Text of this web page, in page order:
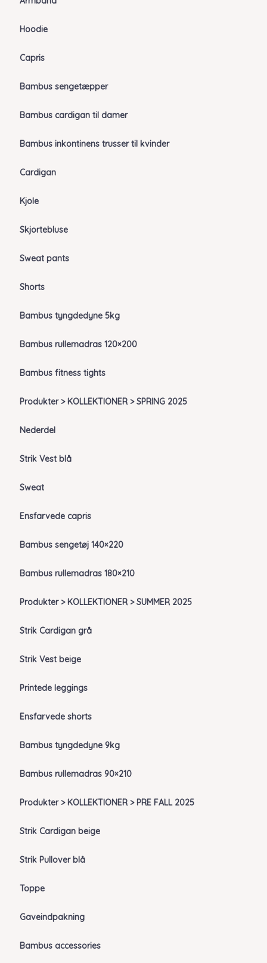
Hoodie
Capris
Bambus sengetæpper
Bambus cardigan til damer
Bambus inkontinens trusser til kvinder
Cardigan
Kjole
Skjortebluse
Sweat pants
Shorts
Bambus tyngdedyne 5kg
Bambus rullemadras 120×200
Bambus fitness tights
Produkter > KOLLEKTIONER > SPRING 2025
Nederdel
Strik Vest blå
Sweat
Ensfarvede capris
Bambus sengetøj 140×220
Bambus rullemadras 180×210
Produkter > KOLLEKTIONER > SUMMER 2025
Strik Cardigan grå
Strik Vest beige
Printede leggings
Ensfarvede shorts
Bambus tyngdedyne 9kg
Bambus rullemadras 90×210
Produkter > KOLLEKTIONER > PRE FALL 2025
Strik Cardigan beige
Strik Pullover blå
Toppe
Gaveindpakning
Bambus accessories